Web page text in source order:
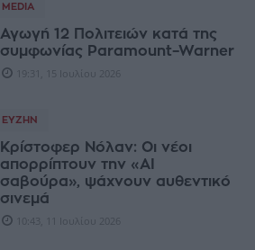
MEDIA
Αγωγή 12 Πολιτειών κατά της
συμφωνίας Paramount–Warner
19:31, 15 Ιουλίου 2026
ΕΥΖΗΝ
Κρίστοφερ Νόλαν: Οι νέοι
απορρίπτουν την «AI
σαβούρα», ψάχνουν αυθεντικό
σινεμά
10:43, 11 Ιουλίου 2026